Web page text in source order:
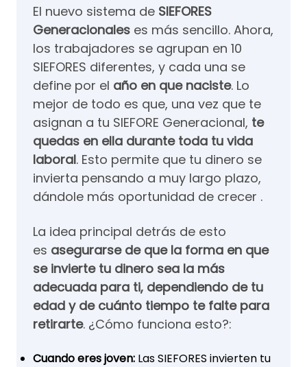
El nuevo sistema de SIEFORES
Generacionales es más sencillo. Ahora,
los trabajadores se agrupan en 10
SIEFORES diferentes, y cada una se
define por el año en que naciste. Lo
mejor de todo es que, una vez que te
asignan a tu SIEFORE Generacional, te
quedas en ella durante toda tu vida
laboral. Esto permite que tu dinero se
invierta pensando a muy largo plazo,
dándole más oportunidad de crecer .
La idea principal detrás de esto
es asegurarse de que la forma en que
se invierte tu dinero sea la más
adecuada para ti, dependiendo de tu
edad y de cuánto tiempo te falte para
retirarte. ¿Cómo funciona esto?:
Cuando eres joven: Las SIEFORES invierten tu